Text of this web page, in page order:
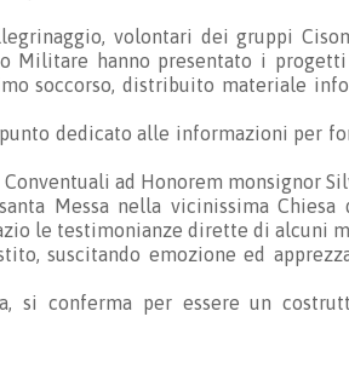
volontari dei gruppi
Militare hanno presentato i
soccorso, distribuito materiale
dedicato alle informazioni per
ad Honorem monsignor
Messa nella vicinissima Chiesa
le testimonianze dirette di alcuni
suscitando emozione ed
si conferma per essere un